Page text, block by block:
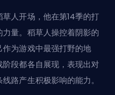
人开场，他在第14季的打
量。稻草人操控着阴影的
为游戏中最强打野的地
段都各自展现，表现出对
路产生积极影响的能力。